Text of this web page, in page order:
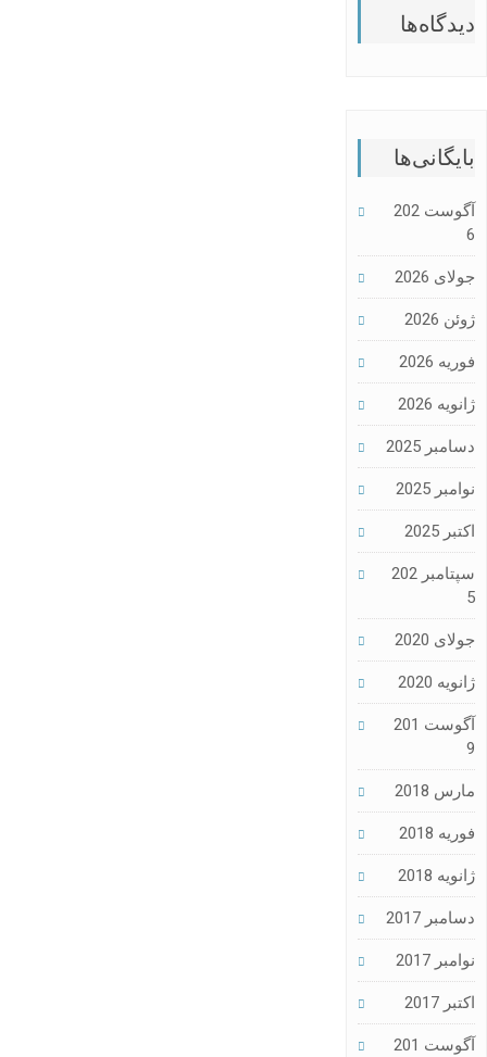
دیدگاه‌ها
بایگانی‌ها
آگوست 202
6
جولای 2026
ژوئن 2026
فوریه 2026
ژانویه 2026
دسامبر 2025
نوامبر 2025
اکتبر 2025
سپتامبر 202
5
جولای 2020
ژانویه 2020
آگوست 201
9
مارس 2018
فوریه 2018
ژانویه 2018
دسامبر 2017
نوامبر 2017
اکتبر 2017
آگوست 201